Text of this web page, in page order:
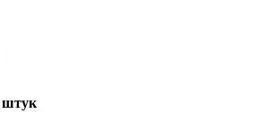
штук